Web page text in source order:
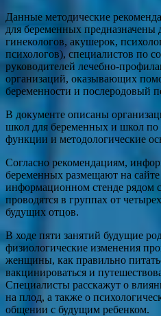
Данные методические
для беременных предназначены
гинекологов, акушерок,
психологов), специалистов по
руководителей лечебно-
организаций, оказывающих
беременности и послеродовый
В документе описаны
школ для беременных и школ
функции и методологические
Согласно рекомендациям,
беременных размещают на
информационном стенде рядом
проводятся в группах от
будущих отцов.
В ходе пяти занятий будущие
физиологические изменения
женщины, как правильно
вакцинироваться и
Специалисты расскажут о
на плод, а также о
общении с будущим ребенком.